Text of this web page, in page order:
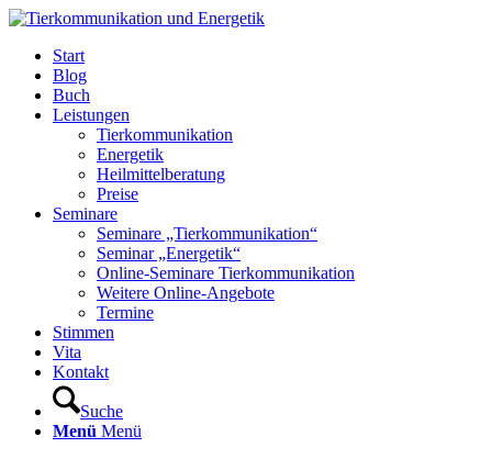
Start
Blog
Buch
Leistungen
Tierkommunikation
Energetik
Heilmittelberatung
Preise
Seminare
Seminare „Tierkommunikation“
Seminar „Energetik“
Online-Seminare Tierkommunikation
Weitere Online-Angebote
Termine
Stimmen
Vita
Kontakt
Suche
Menü Menü